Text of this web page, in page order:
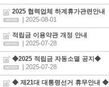
2025 협력업체 하계휴가관련안내
| 2025-08-01
적립금 이용약관 개정 안내
| 2025-07-28
◆2025 적립금 자동소멸 공지◆
| 2025-07-28
◆ 제21대 대통령선거 휴무안내 ◆